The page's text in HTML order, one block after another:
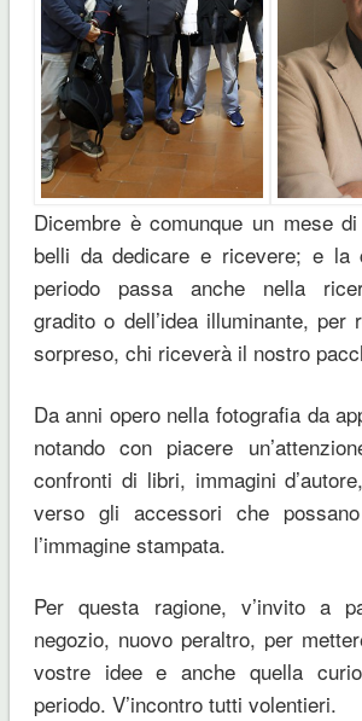
Dicembre è comunque un mese
belli da dedicare e ricevere; e la
periodo passa anche nella
gradito o dell’idea illuminante, per
sorpreso, chi riceverà il nostro
Da anni opero nella fotografia da
notando con piacere
confronti di libri, immagini
verso gli accessori che possano
l’immagine stampata.
Per questa ragione, v’invito a
negozio, nuovo peraltro, per
vostre idee e anche quella
periodo. V’incontro tutti volentieri.